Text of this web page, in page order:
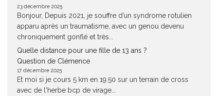
23 décembre 2025
Bonjour, Depuis 2021, je souffre d’un syndrome rotulien
apparu après un traumatisme, avec un genou devenu
chroniquement gonflé et très...
Quelle distance pour une fille de 13 ans ?
Question de Clémence
17 décembre 2025
Et moi si je cours 5 km en 19.50 sur un terrain de cross
avec de l'herbe bcp de virage...